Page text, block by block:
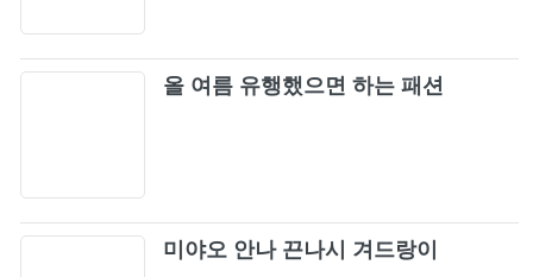
올 여름 유행했으면 하는 패션
미야오 안나 끈나시 겨드랑이